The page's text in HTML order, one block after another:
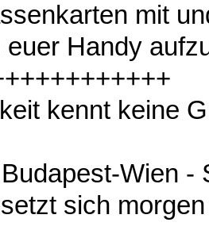
mit
Handy
kennt keine
Wien -
sich